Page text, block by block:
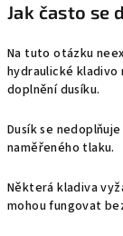
Jak často se
Na tuto otázku
hydraulické kladivo
doplnění dusíku.
Dusík se
naměřeného tlaku.
Některá kladiva
mohou fungovat